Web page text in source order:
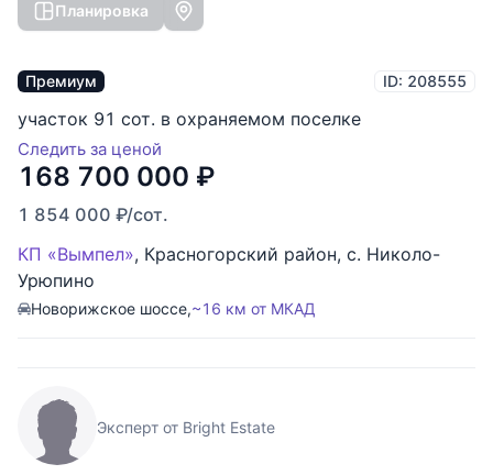
Планировка
Премиум ID: 208555
участок 91 сот. в охраняемом поселке
Следить за ценой
168 700 000 ₽
1 854 000 ₽/сот.
КП «Вымпел», Красногорский район, с. Николо-
Урюпино
Новорижское шоссе,~16 км от МКАД
Эксперт от Bright Estate